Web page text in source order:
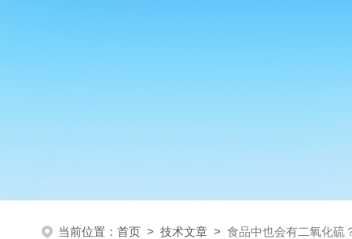
当前位置： 首页 > 技术文章 > 食品中也会有二氧化硫